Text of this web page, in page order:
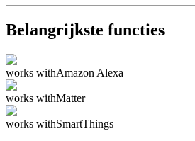
Belangrijkste functies
works withAmazon Alexa
works withMatter
works withSmartThings